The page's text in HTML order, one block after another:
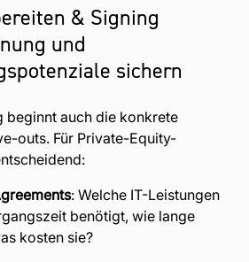
& Signing
und
sichern
beginnt auch die konkrete
outs. Für Private-Equity-
: Welche IT-Leistungen
benötigt, wie lange
kosten sie?